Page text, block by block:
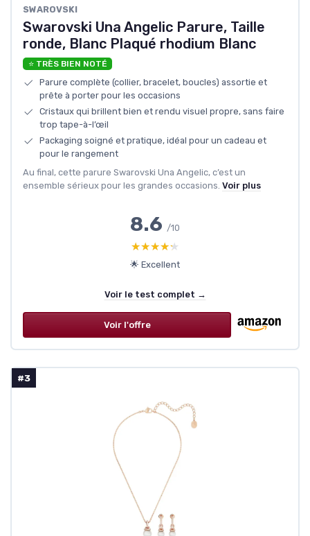
SWAROVSKI
Swarovski Una Angelic Parure, Taille
ronde, Blanc Plaqué rhodium Blanc
⭐ TRÈS BIEN NOTÉ
Parure complète (collier, bracelet, boucles) assortie et
prête à porter pour les occasions
Cristaux qui brillent bien et rendu visuel propre, sans faire
trop tape-à-l’œil
Packaging soigné et pratique, idéal pour un cadeau et
pour le rangement
Au final, cette parure Swarovski Una Angelic, c’est un
ensemble sérieux pour les grandes occasions. Voir plus
8.6 /10
★★★★★
★★★★★
🌟 Excellent
Voir le test complet →
Voir l'offre
#3